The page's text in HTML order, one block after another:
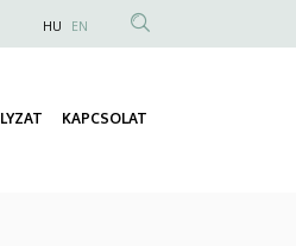
HU EN
KAPCSOLAT